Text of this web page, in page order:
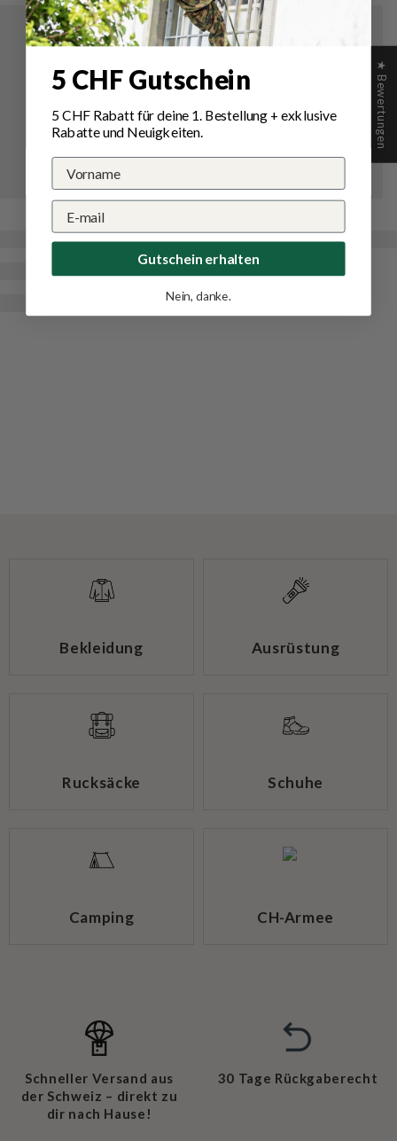
Bekleidung Ausrüstung
Rucksäcke Schuhe
Camping CH-Armee
Schneller Versand aus
der Schweiz – direkt zu
dir nach Hause!
30 Tage Rückgaberecht
★ Bewertungen
5 CHF Gutschein
5 CHF Rabatt für deine 1. Bestellung+ exklusive
Rabatte und Neuigkeiten.
Gutschein erhalten
Nein, danke.